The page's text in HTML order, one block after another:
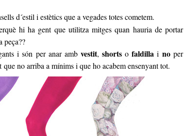
d´estil i estètics que a vegades totes cometem.
hi ha gent que utilitza mitges quan hauria de portar
peça??
i són per anar amb vestit, shortso faldilla ino per
que no arriba a mínims i que ho acabem ensenyant tot.